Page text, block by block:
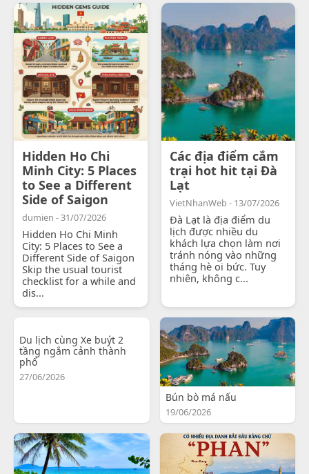
Hidden Ho Chi
Minh City: 5 Places
to See a Different
Side of Saigon
dumien - 31/07/2026
Hidden Ho Chi Minh
City: 5 Places to See a
Different Side of Saigon
Skip the usual tourist
checklist for a while and
dis...
Các địa điểm cắm
trại hot hit tại Đà
Lạt
VietNhanWeb - 13/07/2026
Đà Lạt là địa điểm du
lịch được nhiều du
khách lựa chọn làm nơi
tránh nóng vào những
tháng hè oi bức. Tuy
nhiên, không c...
Du lịch cùng Xe buýt 2
tầng ngắm cảnh thành
phố
27/06/2026
Bún bò má nấu
19/06/2026